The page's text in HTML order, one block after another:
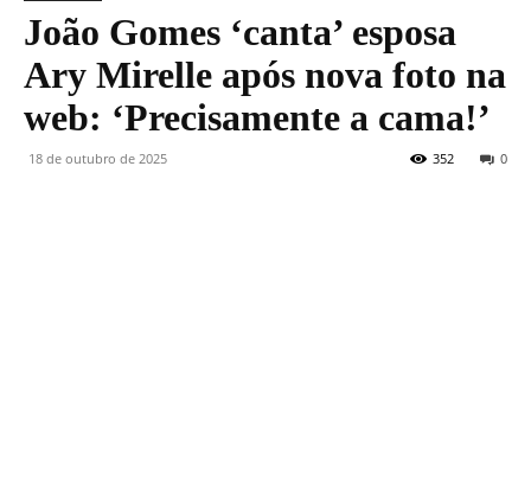
João Gomes ‘canta’ esposa
Ary Mirelle após nova foto na
web: ‘Precisamente a cama!’
18 de outubro de 2025 0
352